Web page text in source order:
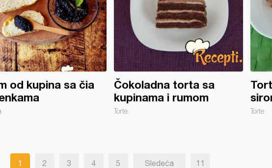
od kupina sa čia
Čokoladna torta sa
kupinama i rumom
Torte Torte
1 2 3 4 5 Sledeća 11